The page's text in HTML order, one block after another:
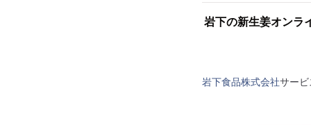
岩下の新生姜オンラ
岩下食品株式会社サービ